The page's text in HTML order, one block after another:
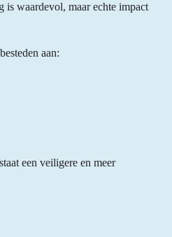
is waardevol, maar echte impact
aan:
een veiligere en meer